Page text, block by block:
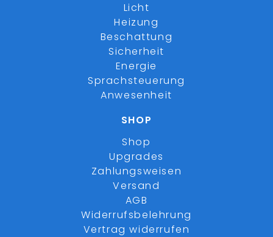
Licht
Heizung
Beschattung
Sicherheit
Energie
Sprachsteuerung
Anwesenheit
SHOP
Shop
Upgrades
Zahlungsweisen
Versand
AGB
Widerrufsbelehrung
Vertrag widerrufen